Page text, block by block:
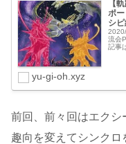
【
ポ
シピ
流会
記事
yu-gi-oh.xyz
前回、前々回はエク
趣向を変えてシンクロ